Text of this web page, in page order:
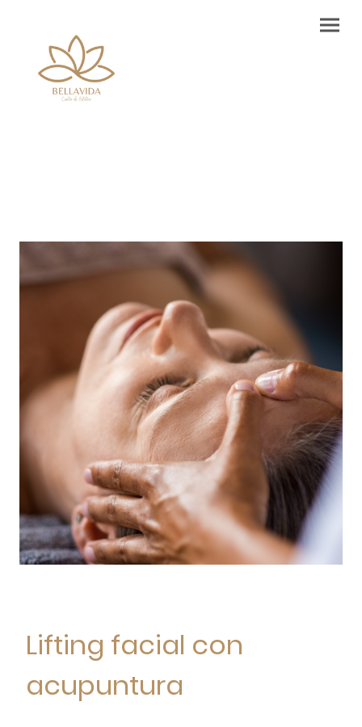
Lifting facial con
acupuntura